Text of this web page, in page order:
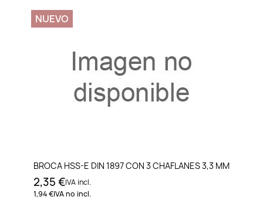
BROCA HSS-E DIN 1897 CON 3 CHAFLANES 3,3 MM
2,35 €IVA incl.
1,94 €IVA no incl.
NUEVO